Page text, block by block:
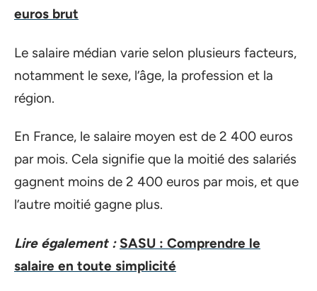
euros brut
Le salaire médian varie selon plusieurs facteurs,
notamment le sexe, l’âge, la profession et la
région.
En France, le salaire moyen est de 2 400 euros
par mois. Cela signifie que la moitié des salariés
gagnent moins de 2 400 euros par mois, et que
l’autre moitié gagne plus.
Lire également : SASU : Comprendre le
salaire en toute simplicité